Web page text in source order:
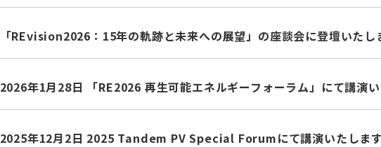
「REvision2026：15年の軌跡と未来への展望」の座談会に登壇いたし
2026年1月28日 「RE2026 再生可能エネルギーフォーラム」にて講演
2025年12月2日 2025 Tandem PV Special Forumにて講演いたします